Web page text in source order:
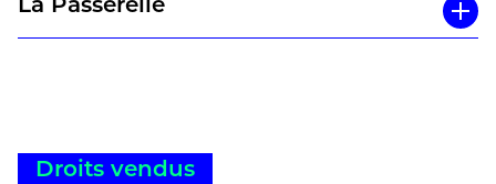
La Passerelle
Droits vendus